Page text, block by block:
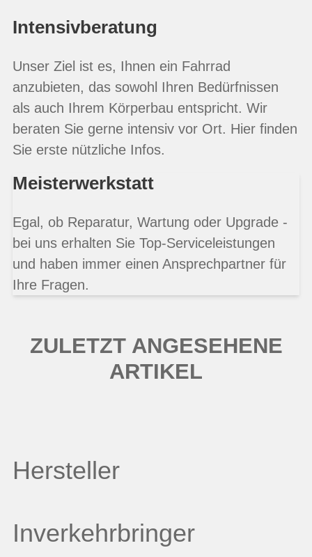
Intensivberatung
Unser Ziel ist es, Ihnen ein Fahrrad
anzubieten, das sowohl Ihren Bedürfnissen
als auch Ihrem Körperbau entspricht. Wir
beraten Sie gerne intensiv vor Ort. Hier finden
Sie erste nützliche Infos.
Meisterwerkstatt
Egal, ob Reparatur, Wartung oder Upgrade -
bei uns erhalten Sie Top-Serviceleistungen
und haben immer einen Ansprechpartner für
Ihre Fragen.
ZULETZT ANGESEHENE
ARTIKEL
Hersteller
Inverkehrbringer